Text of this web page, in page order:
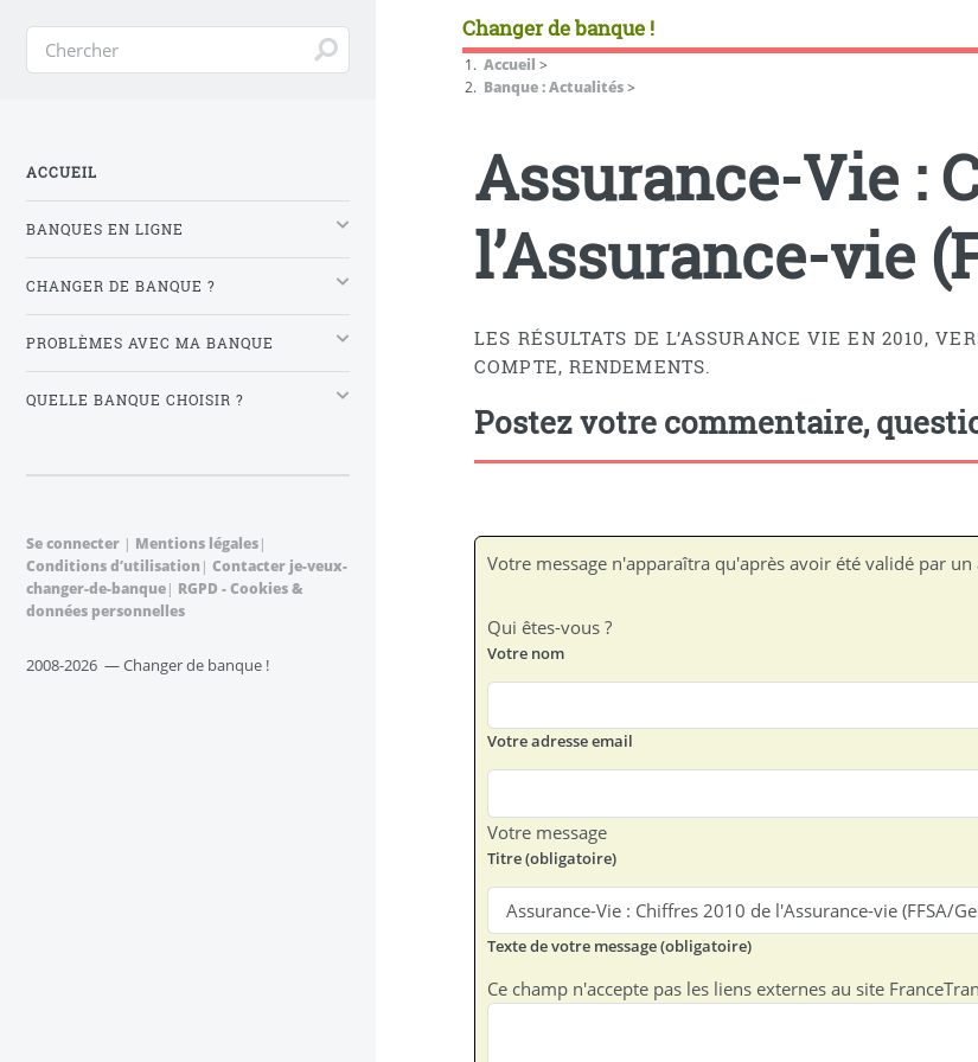
Changer de banque !
Accueil >
Banque : Actualités>
Assurance-Vie :
l’Assurance-vie
LES RÉSULTATS DE L’ASSURANCE VIE EN 2010,
COMPTE, RENDEMENTS.
Postez votre commentaire,
Votre message n'apparaîtra qu'après avoir été validé par
Qui êtes-vous ?
Votre nom
Votre adresse email
Votre message
Titre (obligatoire)
Texte de votre message (obligatoire)
Ce champ n'accepte pas les liens externes au site
ACCUEIL
BANQUES EN LIGNE
CHANGER DE BANQUE ?
PROBLÈMES AVEC MA BANQUE
QUELLE BANQUE CHOISIR ?
Se connecter | Mentions légales|
Conditions d’utilisation| Contacter je-veux-
changer-de-banque| RGPD - Cookies &
données personnelles
2008-2026 — Changer de banque !